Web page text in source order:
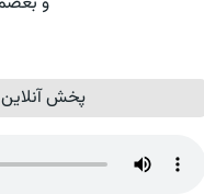
پخش آنلاین